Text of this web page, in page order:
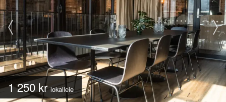
1 250 krlokalleie